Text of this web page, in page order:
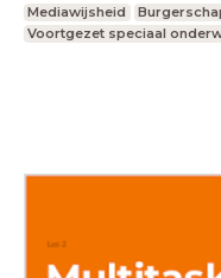
Mediawijsheid
Voortgezet speciaal